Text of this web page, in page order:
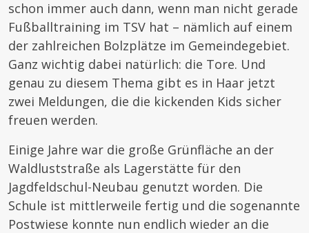
schon immer auch dann, wenn man nicht gerade
Fußballtraining im TSV hat – nämlich auf einem
der zahlreichen Bolzplätze im Gemeindegebiet.
Ganz wichtig dabei natürlich: die Tore. Und
genau zu diesem Thema gibt es in Haar jetzt
zwei Meldungen, die die kickenden Kids sicher
freuen werden.
Einige Jahre war die große Grünfläche an der
Waldluststraße als Lagerstätte für den
Jagdfeldschul-Neubau genutzt worden. Die
Schule ist mittlerweile fertig und die sogenannte
Postwiese konnte nun endlich wieder an die